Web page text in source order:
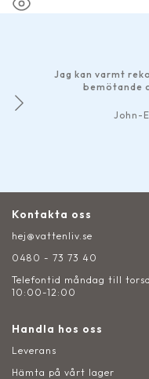
Jag kan varmt
bemötande
John-
Kontakta oss
hej@vattenliv.se
0480 - 73 73 40
Telefontid måndag till
10:00-12:00
Handla hos oss
Leverans
Hämta på vårt lager